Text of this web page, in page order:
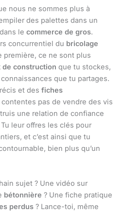
nous ne sommes plus à
des palettes dans un
le commerce de gros.
concurrentiel du bricolage
première, ce ne sont plus
de construction que tu stockes,
que tu partages.
et des fiches
pas de vendre des vis
une relation de confiance
leur offres les clés pour
et c’est ainsi que tu
bien plus qu’un
sujet ? Une vidéo sur
bétonnière ? Une fiche pratique
perdus ? Lance-toi, même